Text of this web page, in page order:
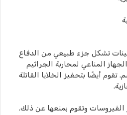
تشكل جزء طبيعي من الدفاع
المناعي لمحاربة الجراثيم
تقوم أيضًا بتحفيز الخلايا القاتلة
الفيروسات وتقوم بمنعها عن ذلك.